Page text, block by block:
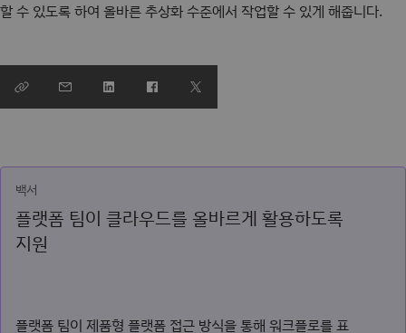
할 수 있도록 하여 올바른 추상화 수준에서 작업할 수 있게 해줍니다.
백서
플랫폼 팀이 클라우드를 올바르게 활용하도록
지원
플랫폼 팀이 제품형 플랫폼 접근 방식을 통해 워크플로를 표